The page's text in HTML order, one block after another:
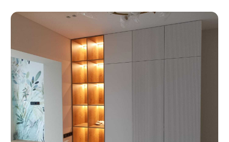
Отзывы
Контакты
Москва, ш. Энтузиастов 48/1
+7 (495) 744-74-20